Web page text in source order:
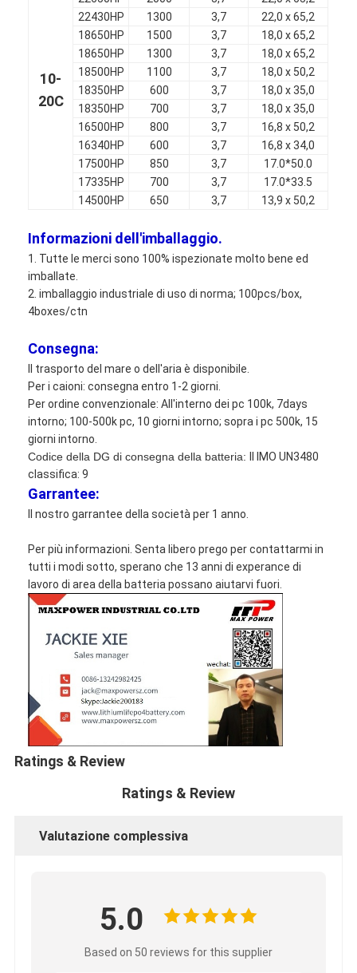
Batteria al litio primaria
accumulatore per di automobile ibrida
10-
20C
22430HP
1300 3,7
22,0 x 65,2
18650HP
1500 3,7
18,0 x 65,2
18650HP
1300 3,7
18,0 x 65,2
18500HP
1100 3,7
18,0 x 50,2
18350HP
600 3,7
18,0 x 35,0
18350HP
700 3,7
18,0 x 35,0
16500HP
800 3,7
16,8 x 50,2
16340HP
600 3,7
16,8 x 34,0
17500HP
850 3,7
17.0*50.0
17335HP
700 3,7
17.0*33.5
14500HP
650 3,7 13,9 x 50,2
Informazioni dell'imballaggio.
1. Tutte le merci sono 100% ispezionate molto bene ed
imballate.
2. imballaggio industriale di uso di norma; 100pcs/box,
4boxes/ctn
Consegna:
Il trasporto del mare o dell'aria è disponibile.
Per i caioni: consegna entro 1-2 giorni.
Per ordine convenzionale: All'interno dei pc 100k, 7days
intorno; 100-500k pc, 10 giorni intorno; sopra i pc 500k, 15
giorni intorno.
Codice della DG di consegna della batteria:
Il IMO UN3480
classifica: 9
Garrantee:
Il nostro garrantee della società per 1 anno.
Per più informazioni. Senta libero prego per contattarmi in
tutti i modi sotto, sperano che 13 anni di experance di
lavoro di area della batteria possano aiutarvi fuori.
Ratings & Review
Ratings & Review
Valutazione complessiva
5.0
Based on 50 reviews for this supplier